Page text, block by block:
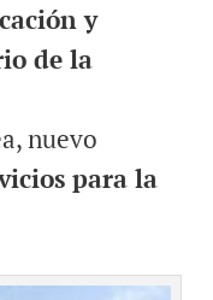
y
de la
nuevo
para la